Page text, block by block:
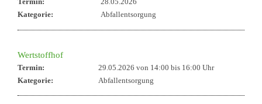
Termin:
28.05.2026
Kategorie:
Abfallentsorgung
Wertstoffhof
Termin: 29.05.2026 von 14:00 bis 16:00 Uhr
Kategorie:
Abfallentsorgung